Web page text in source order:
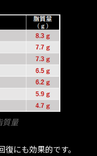
質量
にも効果的です。